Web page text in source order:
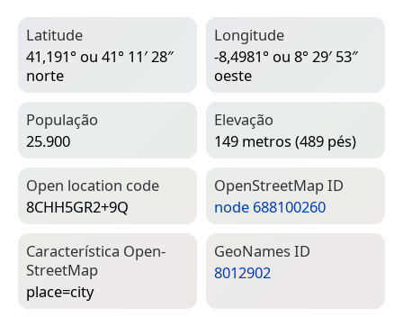
Latitude
41,191° ou 41° 11′ 28″
norte
Longitude
-8,4981° ou 8° 29′ 53″
oeste
População
25.900
Elevação
149 metros (489 pés)
Open location code
8CHH5GR2+9Q
Open­Street­Map ID
node 688100260
Característica Open­
Street­Map
place=­city
Geo­Names ID
8012902